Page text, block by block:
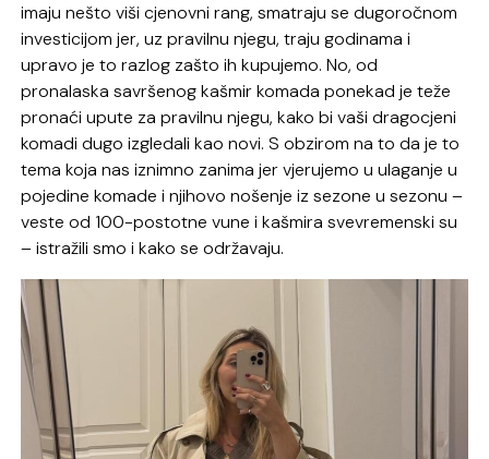
imaju nešto viši cjenovni rang, smatraju se dugoročnom
investicijom jer, uz pravilnu njegu, traju godinama i
upravo je to razlog zašto ih kupujemo. No, od
pronalaska savršenog kašmir komada ponekad je teže
pronaći upute za pravilnu njegu, kako bi vaši dragocjeni
komadi dugo izgledali kao novi. S obzirom na to da je to
tema koja nas iznimno zanima jer vjerujemo u ulaganje u
pojedine komade i njihovo nošenje iz sezone u sezonu –
veste od 100-postotne vune i kašmira svevremenski su
– istražili smo i kako se održavaju.